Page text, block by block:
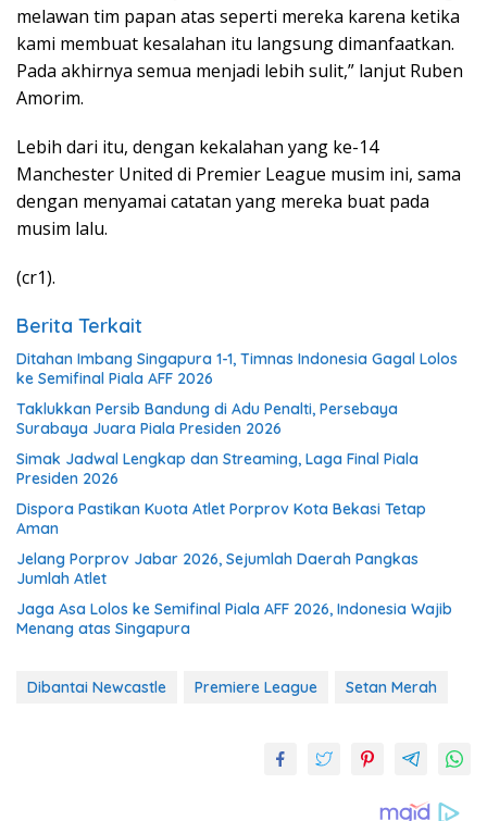
melawan tim papan atas seperti mereka karena ketika
kami membuat kesalahan itu langsung dimanfaatkan.
Pada akhirnya semua menjadi lebih sulit,” lanjut Ruben
Amorim.
Lebih dari itu, dengan kekalahan yang ke-14
Manchester United di Premier League musim ini, sama
dengan menyamai catatan yang mereka buat pada
musim lalu.
(cr1).
Berita Terkait
Ditahan Imbang Singapura 1-1, Timnas Indonesia Gagal Lolos
ke Semifinal Piala AFF 2026
Taklukkan Persib Bandung di Adu Penalti, Persebaya
Surabaya Juara Piala Presiden 2026
Simak Jadwal Lengkap dan Streaming, Laga Final Piala
Presiden 2026
Dispora Pastikan Kuota Atlet Porprov Kota Bekasi Tetap
Aman
Jelang Porprov Jabar 2026, Sejumlah Daerah Pangkas
Jumlah Atlet
Jaga Asa Lolos ke Semifinal Piala AFF 2026, Indonesia Wajib
Menang atas Singapura
Dibantai Newcastle Premiere League Setan Merah